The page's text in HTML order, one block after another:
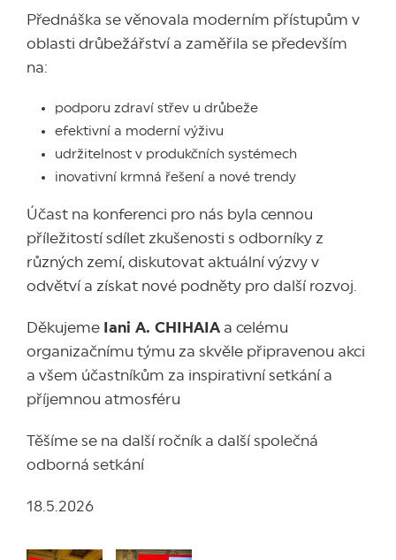
Přednáška se věnovala moderním přístupům v
oblasti drůbežářství a zaměřila se především
na:
podporu zdraví střev u drůbeže
efektivní a moderní výživu
udržitelnost v produkčních systémech
inovativní krmná řešení a nové trendy
Účast na konferenci pro nás byla cennou
příležitostí sdílet zkušenosti s odborníky z
různých zemí, diskutovat aktuální výzvy v
odvětví a získat nové podněty pro další rozvoj.
Děkujeme Iani A. CHIHAIA a celému
organizačnímu týmu za skvěle připravenou akci
a všem účastníkům za inspirativní setkání a
příjemnou atmosféru
Těšíme se na další ročník a další společná
odborná setkání
18.5.2026